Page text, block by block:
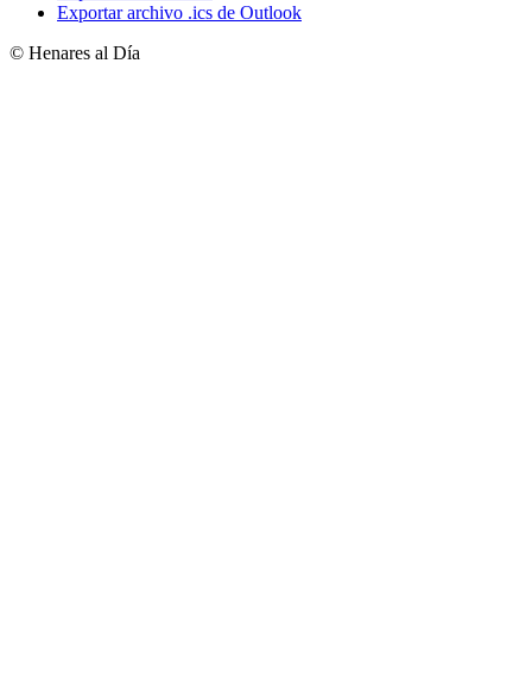
Exportar archivo .ics de Outlook
© Henares al Día